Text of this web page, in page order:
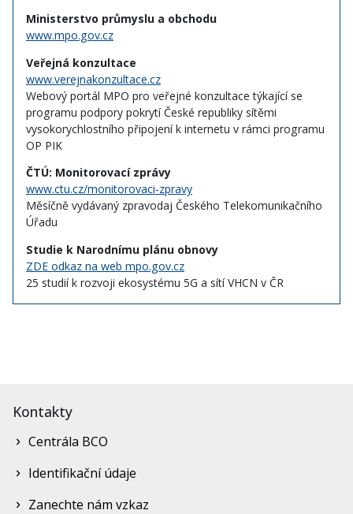
Ministerstvo průmyslu a obchodu
www.mpo.gov.cz
Veřejná konzultace
www.verejnakonzultace.cz
Webový portál MPO pro veřejné konzultace týkající se
programu podpory pokrytí České republiky sítěmi
vysokorychlostního připojení k internetu v rámci programu
OP PIK
ČTÚ: Monitorovací zprávy
www.ctu.cz/monitorovaci-zpravy
Měsíčně vydávaný zpravodaj Českého Telekomunikačního
Úřadu
Studie k Narodnímu plánu obnovy
ZDE odkaz na web mpo.gov.cz
25 studií k rozvoji ekosystému 5G a sítí VHCN v ČR
Kontakty
Centrála BCO
Identifikační údaje
Zanechte nám vzkaz